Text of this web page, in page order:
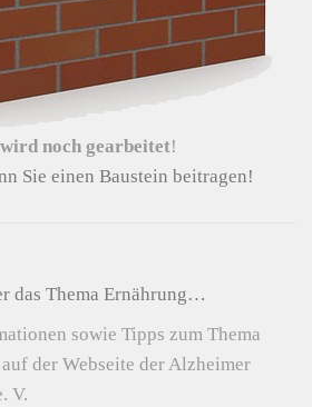
noch gearbeitet!
Sie einen Baustein beitragen!
das Thema Ernährung…
sowie Tipps zum Thema
der Webseite der Alzheimer
V.